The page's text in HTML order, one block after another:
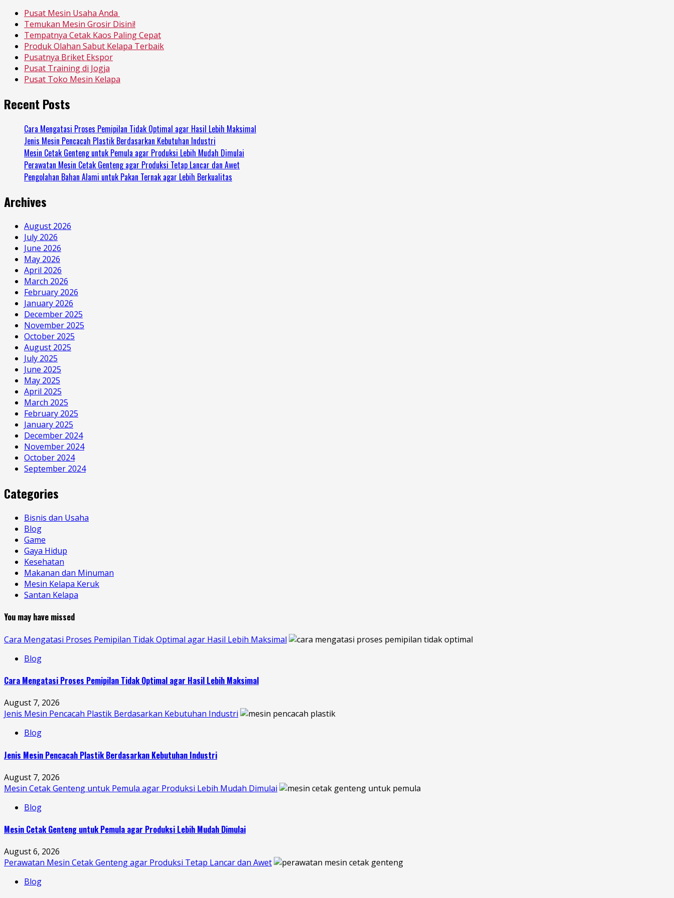
Pusat Mesin Usaha Anda
Temukan Mesin Grosir Disini!
Tempatnya Cetak Kaos Paling Cepat
Produk Olahan Sabut Kelapa Terbaik
Pusatnya Briket Ekspor
Pusat Training di Jogja
Pusat Toko Mesin Kelapa
Recent Posts
Cara Mengatasi Proses Pemipilan Tidak Optimal agar Hasil Lebih Maksimal
Jenis Mesin Pencacah Plastik Berdasarkan Kebutuhan Industri
Mesin Cetak Genteng untuk Pemula agar Produksi Lebih Mudah Dimulai
Perawatan Mesin Cetak Genteng agar Produksi Tetap Lancar dan Awet
Pengolahan Bahan Alami untuk Pakan Ternak agar Lebih Berkualitas
Archives
August 2026
July 2026
June 2026
May 2026
April 2026
March 2026
February 2026
January 2026
December 2025
November 2025
October 2025
August 2025
July 2025
June 2025
May 2025
April 2025
March 2025
February 2025
January 2025
December 2024
November 2024
October 2024
September 2024
Categories
Bisnis dan Usaha
Blog
Game
Gaya Hidup
Kesehatan
Makanan dan Minuman
Mesin Kelapa Keruk
Santan Kelapa
You may have missed
Cara Mengatasi Proses Pemipilan Tidak Optimal agar Hasil Lebih Maksimal
Blog
Cara Mengatasi Proses Pemipilan Tidak Optimal agar Hasil Lebih Maksimal
August 7, 2026
Jenis Mesin Pencacah Plastik Berdasarkan Kebutuhan Industri
Blog
Jenis Mesin Pencacah Plastik Berdasarkan Kebutuhan Industri
August 7, 2026
Mesin Cetak Genteng untuk Pemula agar Produksi Lebih Mudah Dimulai
Blog
Mesin Cetak Genteng untuk Pemula agar Produksi Lebih Mudah Dimulai
August 6, 2026
Perawatan Mesin Cetak Genteng agar Produksi Tetap Lancar dan Awet
Blog